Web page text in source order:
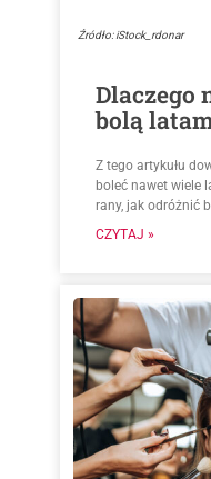
Źródło: iStock_rdonar
Dlaczego
bolą
Z tego artykułu
boleć nawet wiele
rany, jak odróżnić
CZYTAJ »